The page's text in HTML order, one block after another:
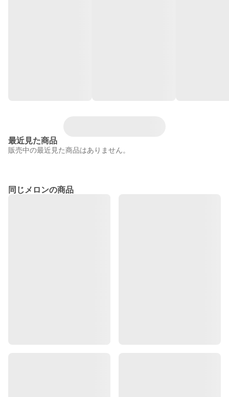
最近見た商品
販売中の最近見た商品はありません。
同じメロンの商品